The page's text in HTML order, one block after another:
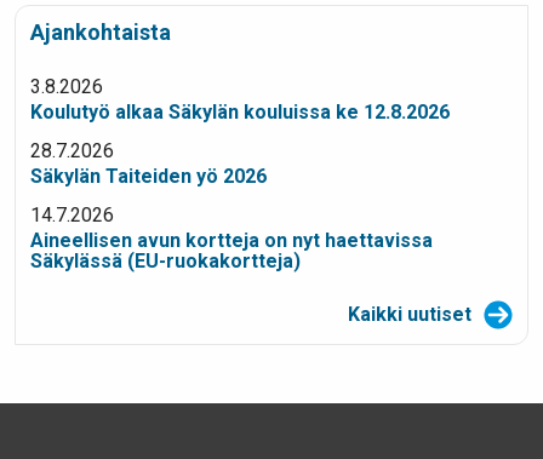
Ajankohtaista
3.8.2026
Koulutyö alkaa Säkylän kouluissa ke 12.8.2026
28.7.2026
Säkylän Taiteiden yö 2026
14.7.2026
Aineellisen avun kortteja on nyt haettavissa
Säkylässä (EU-ruokakortteja)
Kaikki uutiset